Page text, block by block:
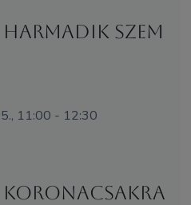
szem
11:00 - 12:30
Koronacsakra